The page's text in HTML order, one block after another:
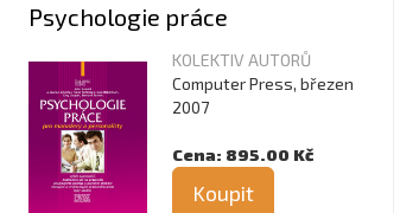
Psychologie práce
KOLEKTIV AUTORŮ
Computer Press, březen
2007
Cena: 895.00 Kč
Koupit